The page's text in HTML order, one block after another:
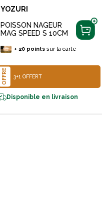
YOZURI
POISSON NAGEUR
MAG SPEED S 10CM
+ 20pointssur la carte
OFFRE 3+1 OFFERT
Disponible en livraison